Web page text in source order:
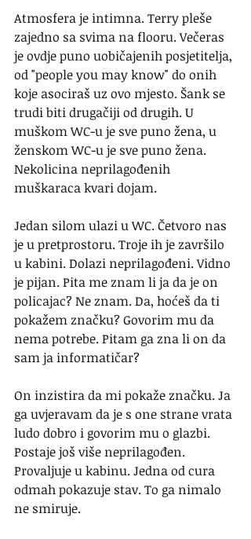
Atmosfera je intimna. Terry pleše
zajedno sa svima na flooru. Večeras
je ovdje puno uobičajenih posjetitelja,
od "people you may know" do onih
koje asociraš uz ovo mjesto. Šank se
trudi biti drugačiji od drugih. U
muškom WC-u je sve puno žena, u
ženskom WC-u je sve puno žena.
Nekolicina neprilagođenih
muškaraca kvari dojam.
Jedan silom ulazi u WC. Četvoro nas
je u pretprostoru. Troje ih je završilo
u kabini. Dolazi neprilagođeni. Vidno
je pijan. Pita me znam li ja da je on
policajac? Ne znam. Da, hoćeš da ti
pokažem značku? Govorim mu da
nema potrebe. Pitam ga zna li on da
sam ja informatičar?
On inzistira da mi pokaže značku. Ja
ga uvjeravam da je s one strane vrata
ludo dobro i govorim mu o glazbi.
Postaje još više neprilagođen.
Provaljuje u kabinu. Jedna od cura
odmah pokazuje stav. To ga nimalo
ne smiruje.